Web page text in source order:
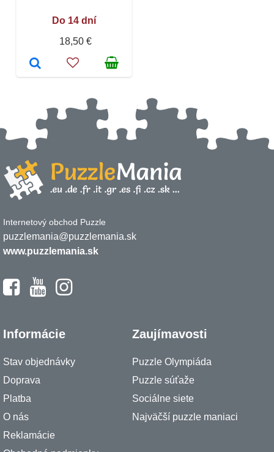
Do 14 dní
18,50 €
Internetový obchod Puzzle
puzzlemania@puzzlemania.sk
www.puzzlemania.sk
Informácie
Stav objednávky
Doprava
Platba
O nás
Reklamácie
Zaujímavosti
Puzzle Olympiáda
Puzzle súťaže
Sociálne siete
Najväčší puzzle maniaci